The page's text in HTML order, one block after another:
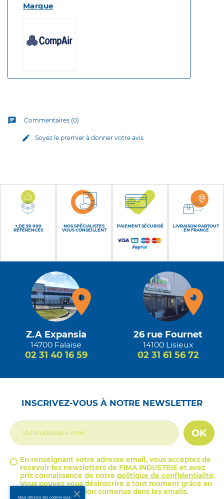
Marque
chat Commentaires (0)
edit Soyez le premier à donner votre avis
+ DE 50 000
RÉFÉRENCES
NOS SPÉCIALISTES
VOUS CONSEILLENT
PAIEMENT SÉCURISÉ
LIVRAISON PARTOUT
EN FRANCE
Z.A Expansia
14700 Falaise
02 31 40 16 59
26 rue Fournet
14100 Lisieux
02 31 61 56 72
INSCRIVEZ-VOUS À NOTRE NEWSLETTER
OK
En renseignant votre adresse email, vous acceptez de
recevoir les newsletters de FIMA INDUSTRIE et avez
pris connaissance de notre politique de confidentialité.
Vous pouvez vous désinscrire à tout moment grâce au
lien de désinscription contenus dans les emails.
Nous utilisons des cookies pour